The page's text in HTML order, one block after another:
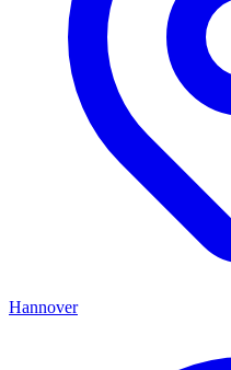
Hannover